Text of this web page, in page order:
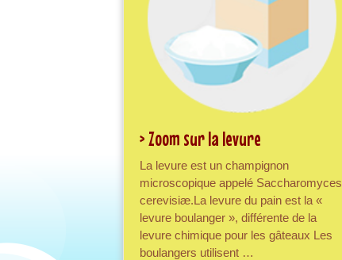
> Zoom sur la levure
La levure est un champignon
microscopique appelé Saccharomyces
cerevisiæ.La levure du pain est la «
levure boulanger », différente de la
levure chimique pour les gâteaux Les
boulangers utilisent …